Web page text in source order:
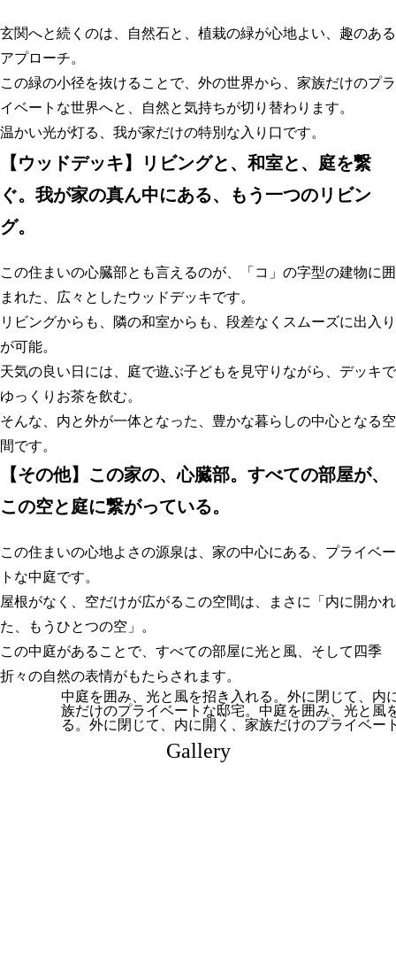
玄関へと続くのは、自然石と、植栽の緑が心地よい、趣のある
アプローチ。
この緑の小径を抜けることで、外の世界から、家族だけのプラ
イベートな世界へと、自然と気持ちが切り替わります。
温かい光が灯る、我が家だけの特別な入り口です。
【ウッドデッキ】リビングと、和室と、庭を繋
ぐ。我が家の真ん中にある、もう一つのリビン
グ。
この住まいの心臓部とも言えるのが、「コ」の字型の建物に囲
まれた、広々としたウッドデッキです。
リビングからも、隣の和室からも、段差なくスムーズに出入り
が可能。
天気の良い日には、庭で遊ぶ子どもを見守りながら、デッキで
ゆっくりお茶を飲む。
そんな、内と外が一体となった、豊かな暮らしの中心となる空
間です。
【その他】この家の、心臓部。すべての部屋が、
この空と庭に繋がっている。
この住まいの心地よさの源泉は、家の中心にある、プライベー
トな中庭です。
屋根がなく、空だけが広がるこの空間は、まさに「内に開かれ
た、もうひとつの空」。
この中庭があることで、すべての部屋に光と風、そして四季
折々の自然の表情がもたらされます。
中庭を囲み、光と風を招き入れる。外に閉じて、内
族だけのプライベートな邸宅。中庭を囲み、光と風
る。外に閉じて、内に開く、家族だけのプライベー
Gallery